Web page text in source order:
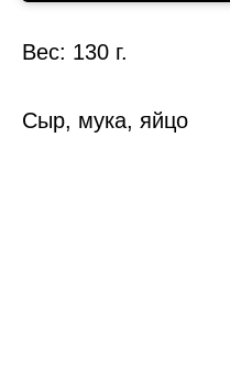
Вес: 130 г.
Сыр, мука, яйцо